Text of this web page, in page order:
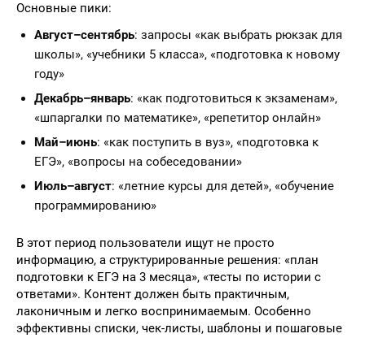
Основные пики:
Август–сентябрь: запросы «как выбрать рюкзак для
школы», «учебники 5 класса», «подготовка к новому
году»
Декабрь–январь: «как подготовиться к экзаменам»,
«шпаргалки по математике», «репетитор онлайн»
Май–июнь: «как поступить в вуз», «подготовка к
ЕГЭ», «вопросы на собеседовании»
Июль–август: «летние курсы для детей», «обучение
программированию»
В этот период пользователи ищут не просто
информацию, а структурированные решения: «план
подготовки к ЕГЭ на 3 месяца», «тесты по истории с
ответами». Контент должен быть практичным,
лаконичным и легко воспринимаемым. Особенно
эффективны списки, чек-листы, шаблоны и пошаговые